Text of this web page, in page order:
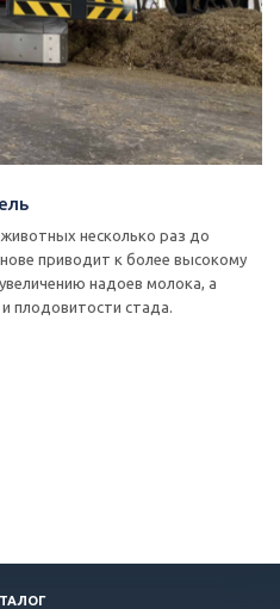
несколько раз до
приводит к более высокому
надоев молока, а
плодовитости стада.